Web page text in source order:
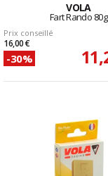
VOLA
Fart Rando 80g
Prix conseillé
16,00 €
-30%